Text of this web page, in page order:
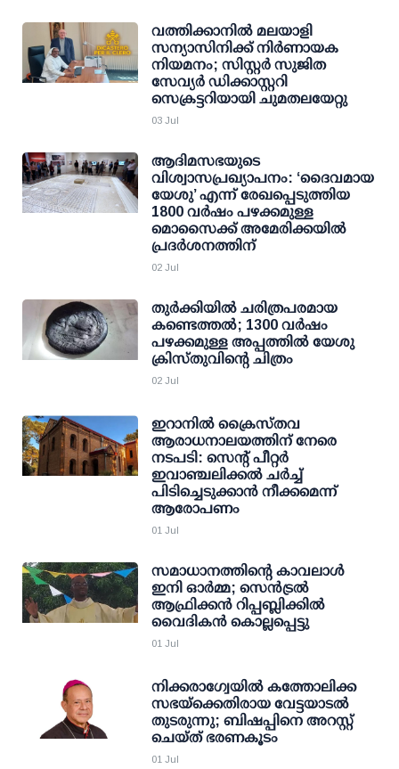
വത്തിക്കാനിൽ മലയാളി
സന്യാസിനിക്ക് നിർണായക
നിയമനം; സിസ്റ്റർ സുജിത
സേവ്യർ ഡിക്കാസ്റ്ററി
സെക്രട്ടറിയായി ചുമതലയേറ്റു
03 Jul
ആദിമസഭയുടെ
വിശ്വാസപ്രഖ്യാപനം: ‘ദൈവമായ
യേശു’ എന്ന് രേഖപ്പെടുത്തിയ
1800 വർഷം പഴക്കമുള്ള
മൊസൈക്ക് അമേരിക്കയിൽ
പ്രദർശനത്തിന്
02 Jul
തുർക്കിയിൽ ചരിത്രപരമായ
കണ്ടെത്തൽ; 1300 വർഷം
പഴക്കമുള്ള അപ്പത്തിൽ യേശു
ക്രിസ്തുവിന്റെ ചിത്രം
02 Jul
ഇറാനിൽ ക്രൈസ്തവ
ആരാധനാലയത്തിന് നേരെ
നടപടി: സെന്റ് പീറ്റർ
ഇവാഞ്ചലിക്കൽ ചർച്ച്
പിടിച്ചെടുക്കാൻ നീക്കമെന്ന്
ആരോപണം
01 Jul
സമാധാനത്തിന്റെ കാവലാൾ
ഇനി ഓർമ്മ; സെൻട്രൽ
ആഫ്രിക്കൻ റിപ്പബ്ലിക്കിൽ
വൈദികൻ കൊല്ലപ്പെട്ടു
01 Jul
നിക്കരാഗ്വേയിൽ കത്തോലിക്ക
സഭയ്‌ക്കെതിരായ വേട്ടയാടൽ
തുടരുന്നു; ബിഷപ്പിനെ അറസ്റ്റ്
ചെയ്ത് ഭരണകൂടം
01 Jul